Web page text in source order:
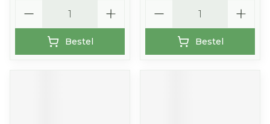
Bestel Bestel